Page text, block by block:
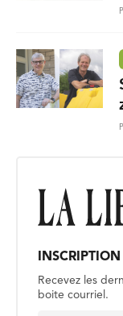
Recevez les
boite courriel.